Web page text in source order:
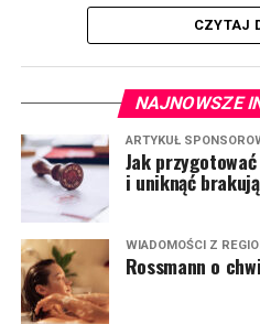
sprawdzają się modele na
Optycznie zajmują mniej
wnętrza. W większych
masywniejsze konstrukcje z
blatem. Takie rozwiązania
marki Staldrut Loft, która
inspirowanych stylem
CZYTAJ
NAJNOWSZE
ARTYKUŁ
Jak
i uniknąć
WIADOMOŚCI Z
Rossmann o